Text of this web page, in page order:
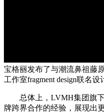
宝格丽发布了与潮流鼻祖藤
工作室fragment design联名
总体上，LVMH集团旗下
牌跨界合作的经验，展现出